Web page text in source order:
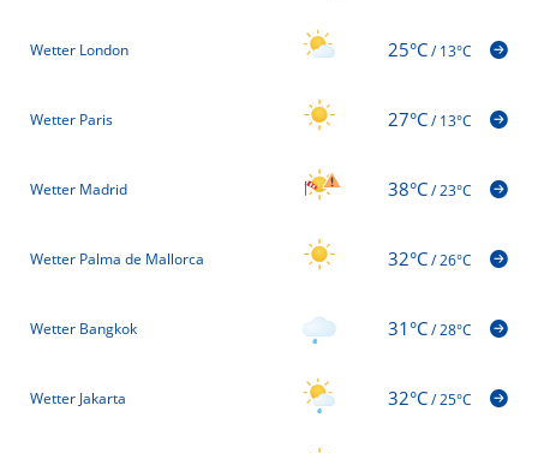
Wetter London 25°C/13°C
Wetter Paris 27°C/13°C
Wetter Madrid 38°C/23°C
Wetter Palma de Mallorca 32°C/26°C
Wetter Bangkok 31°C/28°C
Wetter Jakarta 32°C/25°C